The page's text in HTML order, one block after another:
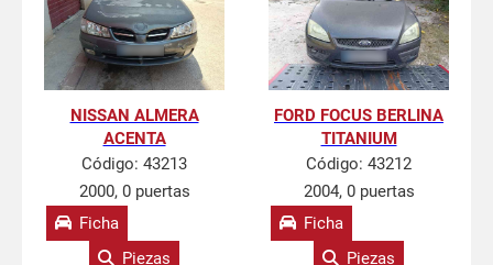
NISSAN ALMERA
ACENTA
Código: 43213
2000, 0 puertas
Ficha
Piezas
FORD FOCUS BERLINA
TITANIUM
Código: 43212
2004, 0 puertas
Ficha
Piezas